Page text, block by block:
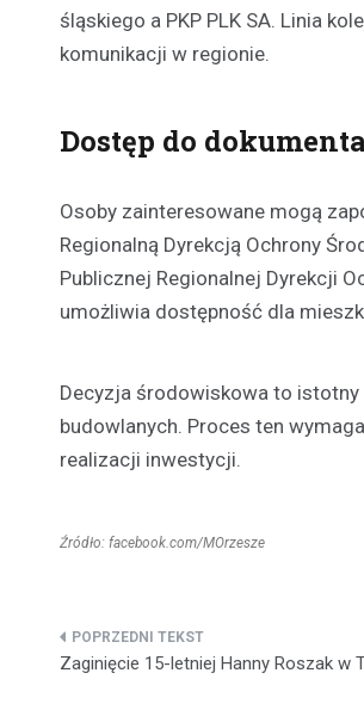
śląskiego a PKP PLK SA. Linia
komunikacji w regionie.
Dostęp do
Osoby zainteresowane mogą
Regionalną Dyrekcją Ochrony
Publicznej Regionalnej Dyrekcji
umożliwia dostępność dla
Decyzja środowiskowa to
budowlanych. Proces ten
realizacji inwestycji.
Źródło: facebook.com/MOrzesze
Nawigacja
Zaginięcie 15-letniej Hanny Roszak w